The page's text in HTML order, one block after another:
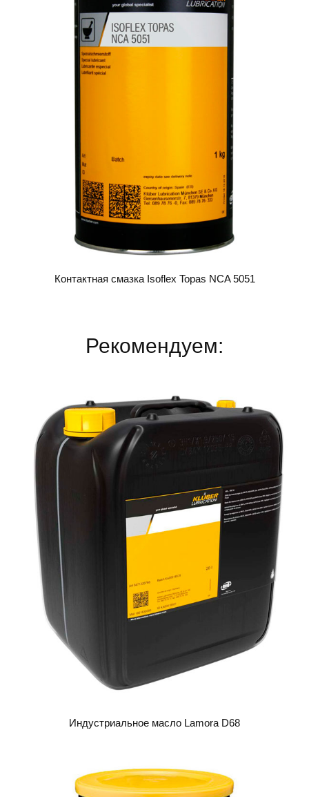
Контактная смазка Isoflex Topas NCA 5051
Рекомендуем:
Индустриальное масло Lamora D68